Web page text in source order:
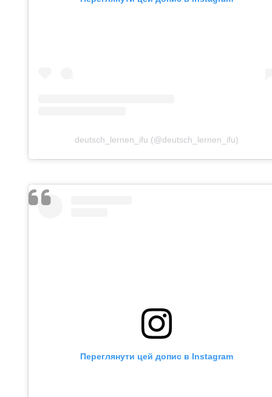
deutsch_lernen_ifu (@deutsch_lernen_ifu)
Переглянути цей допис в Instagram